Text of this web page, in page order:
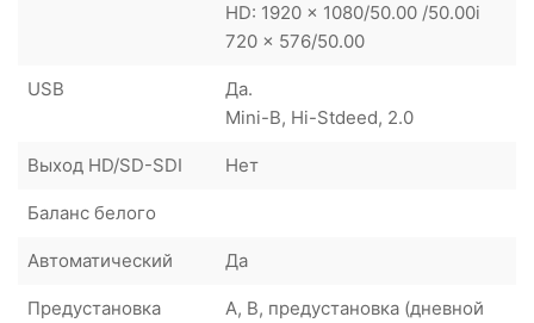
HD: 1920 x 1080/50.00 /50.00i
720 x 576/50.00
USB
Да.
Mini-B, Hi-Stdeed, 2.0
Выход HD/SD-SDI Нет
Баланс белого
Автоматический Да
Предустановка
А, B, предустановка (дневной